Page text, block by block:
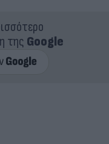
της Google